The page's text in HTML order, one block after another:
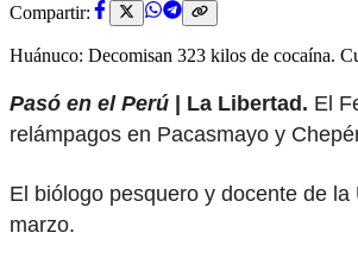
Compartir:
Huánuco: Decomisan 323 kilos de cocaína.
Pasó en el Perú | La Libertad. El
relámpagos en Pacasmayo y
El biólogo pesquero y docente de
marzo.